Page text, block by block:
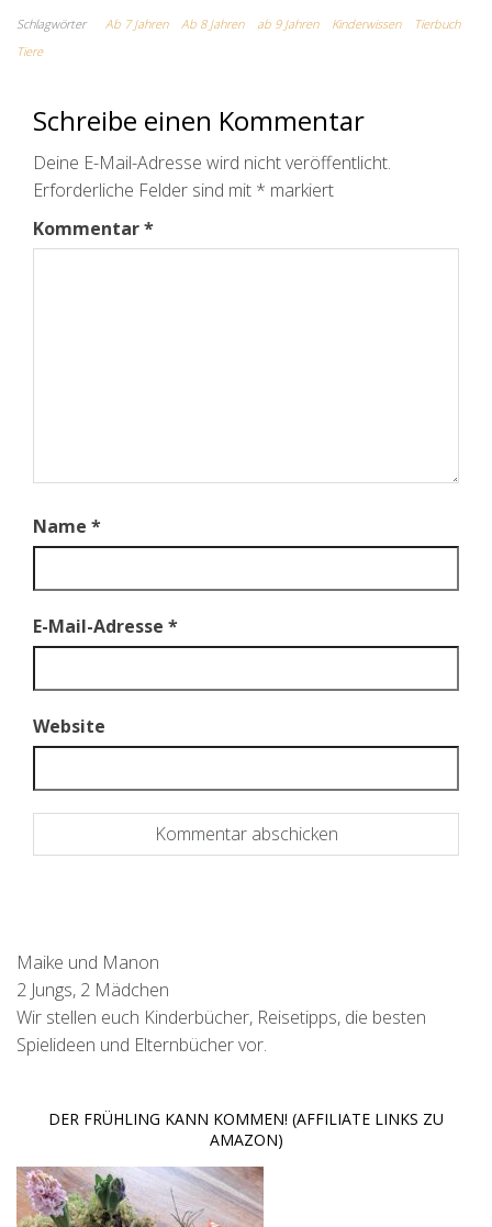
Schlagwörter Ab 7 Jahren Ab 8 Jahren ab 9 Jahren Kinderwissen
Tierbuch
Tiere
Schreibe einen Kommentar
Deine E-Mail-Adresse wird nicht veröffentlicht.
Erforderliche Felder sind mit * markiert
Kommentar*
Name *
E-Mail-Adresse *
Website
Maike und Manon
2 Jungs, 2 Mädchen
Wir stellen euch Kinderbücher, Reisetipps, die besten
Spielideen und Elternbücher vor.
DER FRÜHLING KANN KOMMEN! (AFFILIATE LINKS ZU
AMAZON)